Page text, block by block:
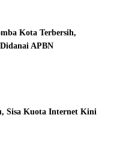
Kota Terbersih,
APBN
Sisa Kuota Internet Kini